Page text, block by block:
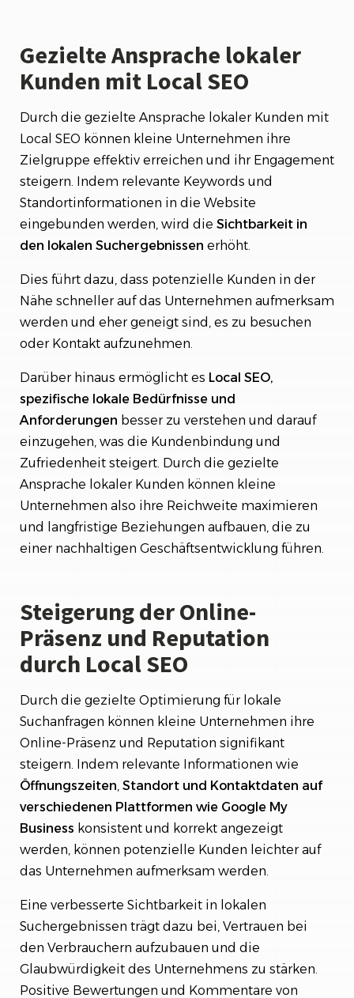
Gezielte Ansprache lokaler
Kunden mit Local SEO
Durch die gezielte Ansprache lokaler Kunden mit
Local SEO können kleine Unternehmen ihre
Zielgruppe effektiv erreichen und ihr Engagement
steigern. Indem relevante Keywords und
Standortinformationen in die Website
eingebunden werden, wird die Sichtbarkeit in
den lokalen Suchergebnissen erhöht.
Dies führt dazu, dass potenzielle Kunden in der
Nähe schneller auf das Unternehmen aufmerksam
werden und eher geneigt sind, es zu besuchen
oder Kontakt aufzunehmen.
Darüber hinaus ermöglicht es Local SEO,
spezifische lokale Bedürfnisse und
Anforderungen besser zu verstehen und darauf
einzugehen, was die Kundenbindung und
Zufriedenheit steigert. Durch die gezielte
Ansprache lokaler Kunden können kleine
Unternehmen also ihre Reichweite maximieren
und langfristige Beziehungen aufbauen, die zu
einer nachhaltigen Geschäftsentwicklung führen.
Steigerung der Online-
Präsenz und Reputation
durch Local SEO
Durch die gezielte Optimierung für lokale
Suchanfragen können kleine Unternehmen ihre
Online-Präsenz und Reputation signifikant
steigern. Indem relevante Informationen wie
Öffnungszeiten, Standort und Kontaktdaten auf
verschiedenen Plattformen wie Google My
Business konsistent und korrekt angezeigt
werden, können potenzielle Kunden leichter auf
das Unternehmen aufmerksam werden.
Eine verbesserte Sichtbarkeit in lokalen
Suchergebnissen trägt dazu bei, Vertrauen bei
den Verbrauchern aufzubauen und die
Glaubwürdigkeit des Unternehmens zu stärken.
Positive Bewertungen und Kommentare von